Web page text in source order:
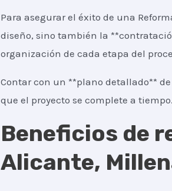
Para asegurar el éxito de una
diseño, sino también la
organización de cada etapa del
Contar con un **plano detallado**
que el proyecto se complete a tiempo.
Beneficios de
Alicante,